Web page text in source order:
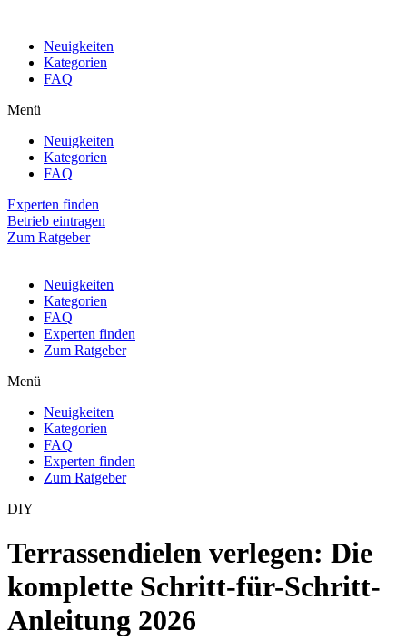
Neuigkeiten
Kategorien
FAQ
Menü
Neuigkeiten
Kategorien
FAQ
Experten finden
Betrieb eintragen
Zum Ratgeber
Neuigkeiten
Kategorien
FAQ
Experten finden
Zum Ratgeber
Menü
Neuigkeiten
Kategorien
FAQ
Experten finden
Zum Ratgeber
DIY
Terrassendielen verlegen: Die
komplette Schritt-für-Schritt-
Anleitung 2026